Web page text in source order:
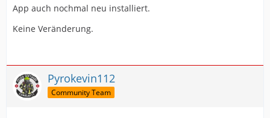
App auch nochmal neu installiert.
Keine Veränderung.
Pyrokevin112
Community Team